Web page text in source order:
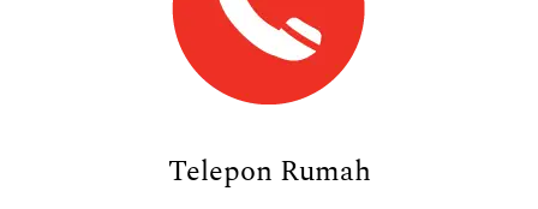
Telepon Rumah